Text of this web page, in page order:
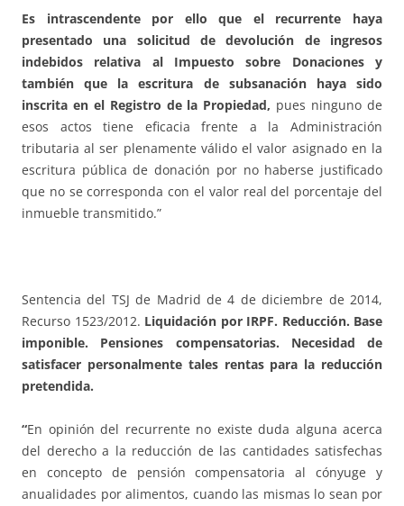
Es intrascendente por ello que el recurrente haya
presentado una solicitud de devolución de ingresos
indebidos relativa al Impuesto sobre Donaciones y
también que la escritura de subsanación haya sido
inscrita en el Registro de la Propiedad, pues ninguno de
esos actos tiene eficacia frente a la Administración
tributaria al ser plenamente válido el valor asignado en la
escritura pública de donación por no haberse justificado
que no se corresponda con el valor real del porcentaje del
inmueble transmitido.”
Sentencia del TSJ de Madrid de 4 de diciembre de 2014,
Recurso 1523/2012. Liquidación por IRPF. Reducción. Base
imponible. Pensiones compensatorias. Necesidad de
satisfacer personalmente tales rentas para la reducción
pretendida.
“En opinión del recurrente no existe duda alguna acerca
del derecho a la reducción de las cantidades satisfechas
en concepto de pensión compensatoria al cónyuge y
anualidades por alimentos, cuando las mismas lo sean por